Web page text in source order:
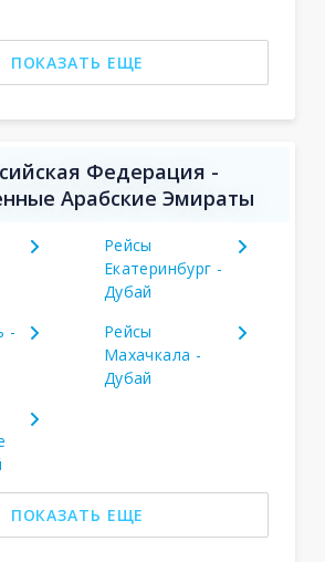
ПОКАЗАТЬ ЕЩЕ
Федерация -
Арабские Эмираты
Рейсы
Екатеринбург -
Дубай
-
Рейсы
Махачкала -
Дубай
ПОКАЗАТЬ ЕЩЕ